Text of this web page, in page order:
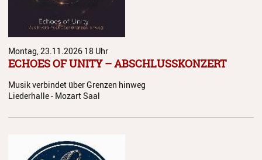
Montag, 23.11.2026 18 Uhr
ECHOES OF UNITY – ABSCHLUSSKONZERT
Musik verbindet über Grenzen hinweg
Liederhalle - Mozart Saal